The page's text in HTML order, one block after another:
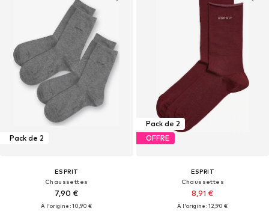
Pack de 2
ESPRIT
Chaussettes
7,90 €
À l'origine : 10,90 €
Pack de 2
OFFRE
ESPRIT
Chaussettes
8,91 €
À l'origine : 12,90 €